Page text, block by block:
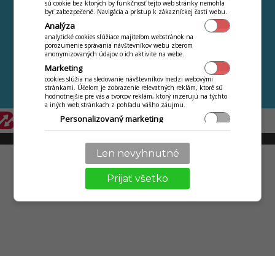
Webová jedáleň
Jedálny lístok na
Internete ZDARMA
otazky
Novinky a zmeny
Kontakt
Ochrana osobných
údajov
Ďalšie aplikácie iKelp
sú cookie bez ktorých by funkčnosť tejto web stránky nemohla
byť zabezpečené. Navigácia a prístup k zákazníckej časti webu.
Analýza
analytické cookies slúžiace majiteľom webstránok na
porozumenie správania návštevníkov webu zberom
anonymizovaných údajov o ich aktivite na webe.
Marketing
cookies slúžia na sledovanie návštevníkov medzi webovými
stránkami. Účelom je zobrazenie relevatných reklám, ktoré sú
hodnotnejšie pre vás a tvorcov reklám, ktorý inzerujú na týchto
a iných web stránkach z pohľadu vášho záujmu.
Personalizovaný marketing
používanie služieb a nastavení len pre vás, ako jazyk,
komunikácia textová s obchodníkom, technikom.
Len nevyhnutné
Prijať všetko